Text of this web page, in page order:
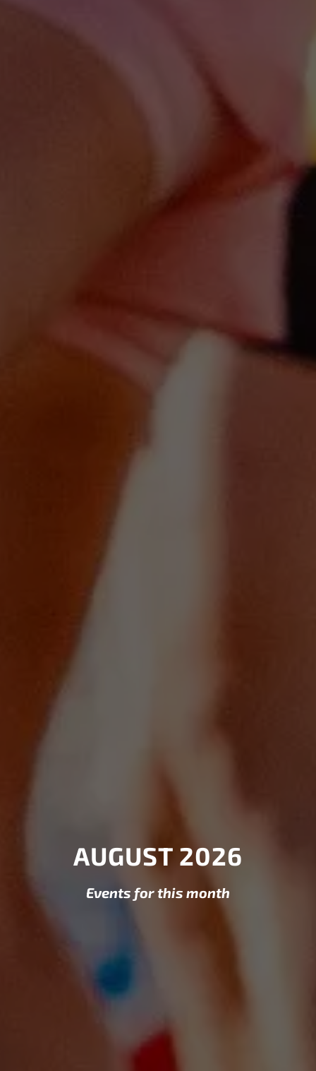
AUGUST 2026
Events for this month